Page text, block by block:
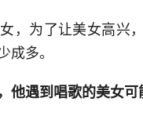
，为了让美女高兴
多。
他遇到唱歌的美女可